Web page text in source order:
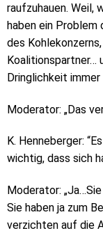
raufzuhauen. Weil,
haben ein Problem
des
Koalitionspartner…
Dringlichkeit
Moderator: „Das
K. Henneberger:
wichtig, dass sich
Moderator:
Sie haben ja zum
verzichten auf die